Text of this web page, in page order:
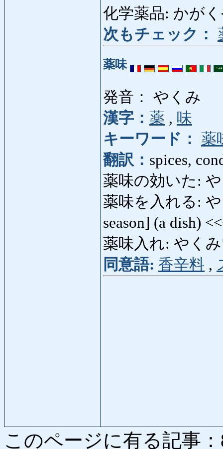
化学薬品: かが
次もチェック：
薬味
発音： やくみ
漢字： 薬 , 味
キーワード：
薬
翻訳： spices,
薬味の効いた:
薬味を入れる:
season] (a dish)
薬味入れ: やくみ
同意語: 香辛料 ,
このページに有る記事